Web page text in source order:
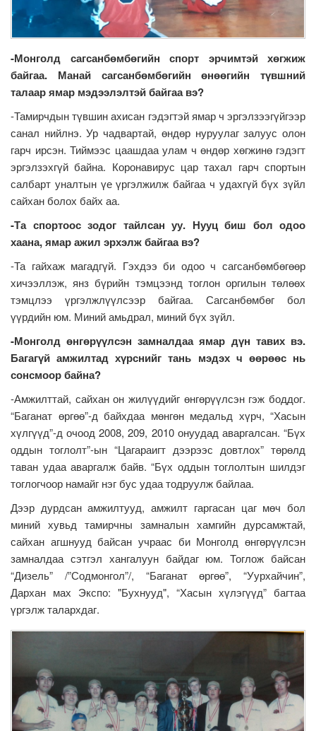
-Монголд сагсанбөмбөгийн спорт эрчимтэй хөгжиж
байгаа. Манай сагсанбөмбөгийн өнөөгийн түвшний
талаар ямар мэдээлэлтэй байгаа вэ?
-Тамирчдын түвшин ахисан гэдэгтэй ямар ч эргэлзээгүйгээр
санал нийлнэ. Ур чадвартай, өндөр нуруулаг залуус олон
гарч ирсэн. Тиймээс цаашдаа улам ч өндөр хөгжинө гэдэгт
эргэлзэхгүй байна. Коронавирус цар тахал гарч спортын
салбарт уналтын үе үргэлжилж байгаа ч удахгүй бүх зүйл
сайхан болох байх аа.
-Та спортоос зодог тайлсан уу. Нууц биш бол одоо
хаана, ямар ажил эрхэлж байгаа вэ?
-Та гайхаж магадгүй. Гэхдээ би одоо ч сагсанбөмбөгөөр
хичээллэж, янз бүрийн тэмцээнд тоглон оргилын төлөөх
тэмцлээ үргэлжлүүлсээр байгаа. Сагсанбөмбөг бол
үүрдийн юм. Миний амьдрал, миний бүх зүйл.
-Монголд өнгөрүүлсэн замналдаа ямар дүн тавих вэ.
Багагүй амжилтад хүрснийг тань мэдэх ч өөрөөс нь
сонсмоор байна?
-Амжилттай, сайхан он жилүүдийг өнгөрүүлсэн гэж боддог.
“Баганат өргөө”-д байхдаа мөнгөн медальд хүрч, “Хасын
хүлгүүд”-д очоод 2008, 209, 2010 онуудад аваргалсан. “Бүх
оддын тоглолт”-ын “Цагараигт дээрээс довтлох” төрөлд
таван удаа аваргалж байв. “Бүх оддын тоглолтын шилдэг
тоглогчоор намайг нэг бус удаа тодруулж байлаа.
Дээр дурдсан амжилтууд, амжилт гаргасан цаг мөч бол
миний хувьд тамирчны замналын хамгийн дурсамжтай,
сайхан агшнууд байсан учраас би Монголд өнгөрүүлсэн
замналдаа сэтгэл хангалуун байдаг юм. Тоглож байсан
“Дизель” /”Содмонгол”/, “Баганат өргөө”, “Уурхайчин”,
Дархан мах Экспо: "Бухнууд", “Хасын хүлэгүүд” багтаа
үргэлж талархдаг.